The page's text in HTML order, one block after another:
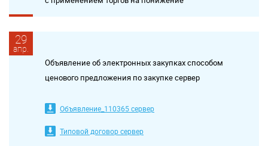
29
апр.
Объявление об электронных закупках способом
ценового предложения по закупке сервер
Объявление_110365 сервер
Типовой договор сервер